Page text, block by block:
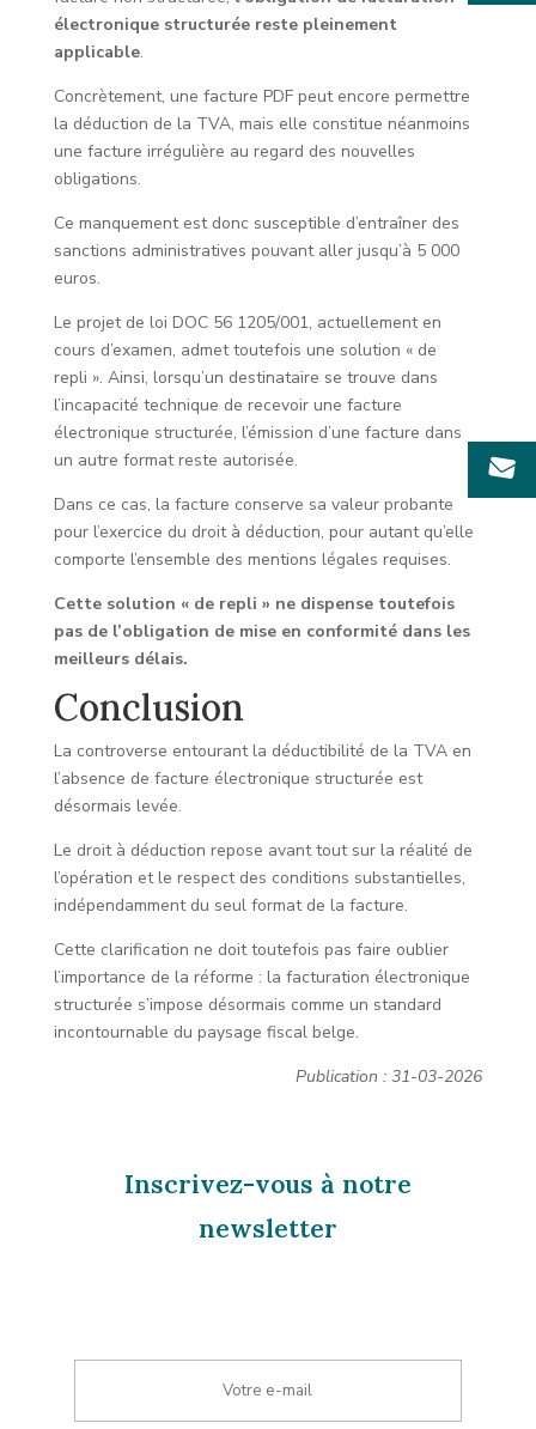
électronique structurée reste pleinement
applicable.
Concrètement, une facture PDF peut encore permettre
la déduction de la TVA, mais elle constitue néanmoins
une facture irrégulière au regard des nouvelles
obligations.
Ce manquement est donc susceptible d’entraîner des
sanctions administratives pouvant aller jusqu’à 5 000
euros.
Le projet de loi DOC 56 1205/001, actuellement en
cours d’examen, admet toutefois une solution « de
repli ». Ainsi, lorsqu’un destinataire se trouve dans
l’incapacité technique de recevoir une facture
électronique structurée, l’émission d’une facture dans
un autre format reste autorisée.
Dans ce cas, la facture conserve sa valeur probante
pour l’exercice du droit à déduction, pour autant qu’elle
comporte l’ensemble des mentions légales requises.
Cette solution « de repli » ne dispense toutefois
pas de l’obligation de mise en conformité dans les
meilleurs délais.
Conclusion
La controverse entourant la déductibilité de la TVA en
l’absence de facture électronique structurée est
désormais levée.
Le droit à déduction repose avant tout sur la réalité de
l’opération et le respect des conditions substantielles,
indépendamment du seul format de la facture.
Cette clarification ne doit toutefois pas faire oublier
l’importance de la réforme : la facturation électronique
structurée s’impose désormais comme un standard
incontournable du paysage fiscal belge.
Publication : 31-03-2026
Inscrivez-vous à notre
newsletter